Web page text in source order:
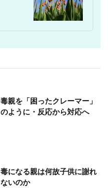
毒親を「困ったクレーマー」
のように・反応から対応へ
毒になる親は何故子供に謝れ
ないのか